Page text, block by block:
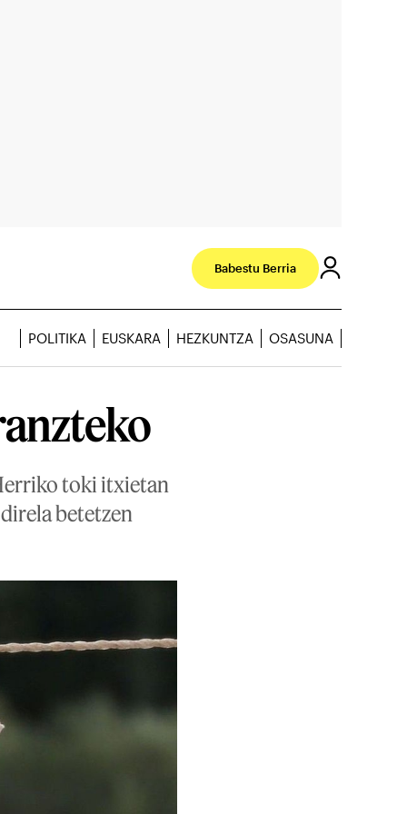
Babestu Berria
POLITIKA EUSKARA HEZKUNTZA OSASUNA
toki itxietan
betetzen